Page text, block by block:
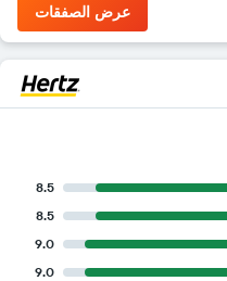
عرض الصفقات
8.5
8.5
9.0
9.0